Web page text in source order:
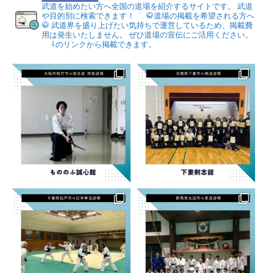
武道を始めたい方へ全国の道場を紹介するサイトです。
武道
や目的別に検索できます！
🥋道場の掲載を希望される方へ
🥋 武道界を盛り上げたい気持ちで運営しているため、掲載費
用は発生いたしません。
ぜひ道場の宣伝にご活用ください。
⇩のリンクから掲載できます。